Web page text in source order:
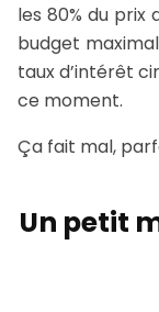
les 80% du prix
budget
taux d’intérêt
ce moment.
Ça fait mal,
Un petit